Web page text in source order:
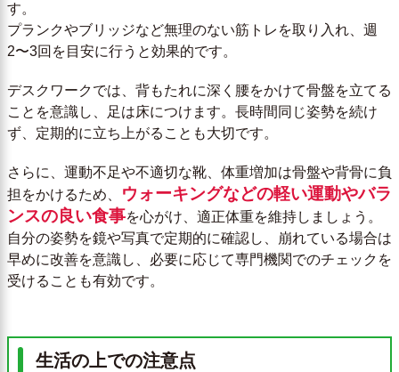
す。
プランクやブリッジなど無理のない筋トレを取り入れ、週
2〜3回を目安に行うと効果的です。
デスクワークでは、背もたれに深く腰をかけて骨盤を立てる
ことを意識し、足は床につけます。長時間同じ姿勢を続け
ず、定期的に立ち上がることも大切です。
さらに、運動不足や不適切な靴、体重増加は骨盤や背骨に負
担をかけるため、
ウォーキングなどの軽い運動やバラ
ンスの良い食事を心がけ、適正体重を維持しましょう。
自分の姿勢を鏡や写真で定期的に確認し、崩れている場合は
早めに改善を意識し、必要に応じて専門機関でのチェックを
受けることも有効です。
生活の上での注意点